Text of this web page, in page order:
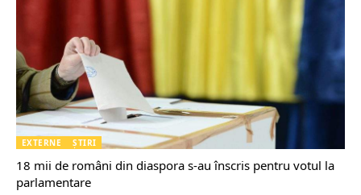
EXTERNE ȘTIRI
18 mii de români din diaspora s-au înscris pentru votul la
parlamentare